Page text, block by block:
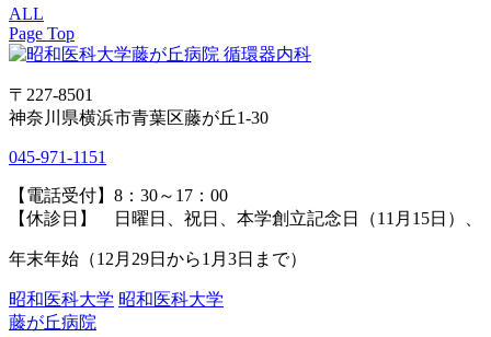
ALL
Page Top
〒227-8501
神奈川県横浜市青葉区藤が丘1-30
045-971-1151
【電話受付】8：30～17：00
【休診日】 日曜日、祝日、本学創立記念日（11月15日）、
年末年始（12月29日から1月3日まで）
昭和医科大学 昭和医科大学
藤が丘病院